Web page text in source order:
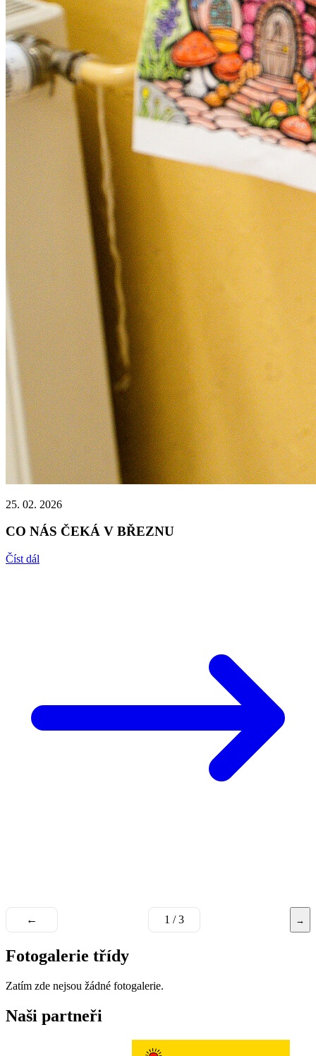
25. 02. 2026
CO NÁS ČEKÁ V BŘEZNU
Číst dál
← 1 / 3 →
Fotogalerie třídy
Zatím zde nejsou žádné fotogalerie.
Naši partneři